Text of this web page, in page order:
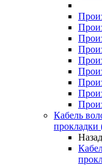
Кабель
прокладки
Назад